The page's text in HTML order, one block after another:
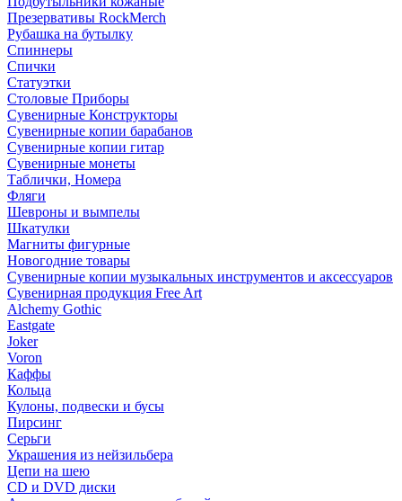
Презервативы RockMerch
Рубашка на бутылку
Спиннеры
Спички
Статуэтки
Столовые Приборы
Сувенирные Конструкторы
Сувенирные копии барабанов
Сувенирные копии гитар
Сувенирные монеты
Таблички, Номера
Фляги
Шевроны и вымпелы
Шкатулки
Магниты фигурные
Новогодние товары
Сувенирные копии музыкальных инструментов и аксессуаров
Сувенирная продукция Free Art
Alchemy Gothic
Eastgate
Joker
Voron
Каффы
Кольца
Кулоны, подвески и бусы
Пирсинг
Серьги
Украшения из нейзильбера
Цепи на шею
CD и DVD диски